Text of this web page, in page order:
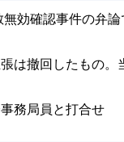
無効確認事件の弁
は撤回したもの。
務局員と打合せ